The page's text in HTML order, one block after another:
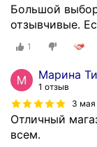
Большой
отзывчивые.
1
Марина
1 отзыв
3
Отличный
всем.